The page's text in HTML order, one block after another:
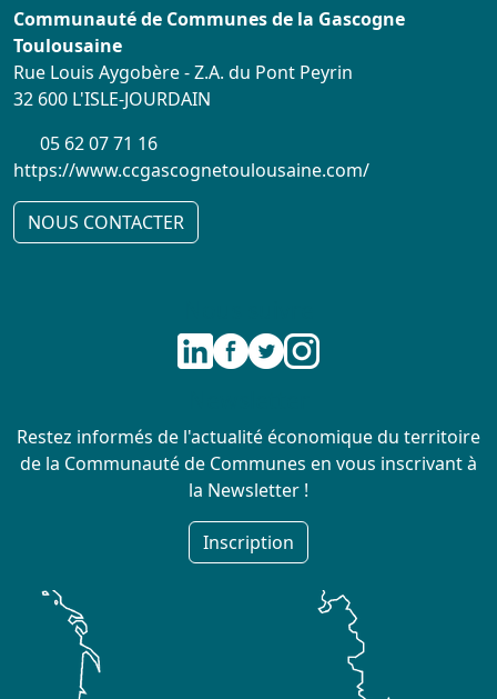
Communauté de Communes de la Gascogne
Toulousaine
Rue Louis Aygobère - Z.A. du Pont Peyrin
32 600 L'ISLE-JOURDAIN
05 62 07 71 16
https://www.ccgascognetoulousaine.com/
NOUS CONTACTER
Restez informés de l'actualité économique du territoire
de la Communauté de Communes en vous inscrivant à
la Newsletter !
Inscription